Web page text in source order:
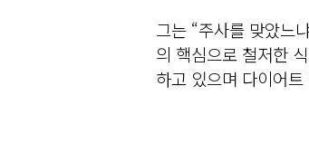
그는 “주사를 맞았느
의 핵심으로 철저한
하고 있으며 다이어